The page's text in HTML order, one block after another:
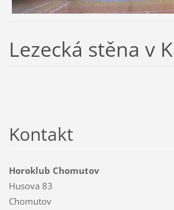
Lezecká stěna v
Kontakt
Horoklub Chomutov
Husova 83
Chomutov